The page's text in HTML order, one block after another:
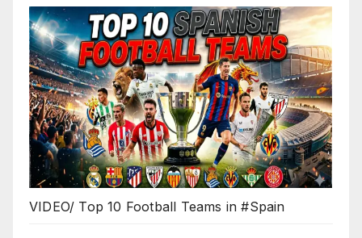
VIDEO/ Top 10 Football Teams in #Spain